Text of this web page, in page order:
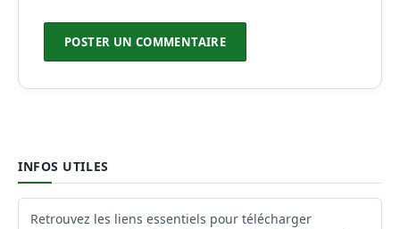
INFOS UTILES
Retrouvez les liens essentiels pour télécharger